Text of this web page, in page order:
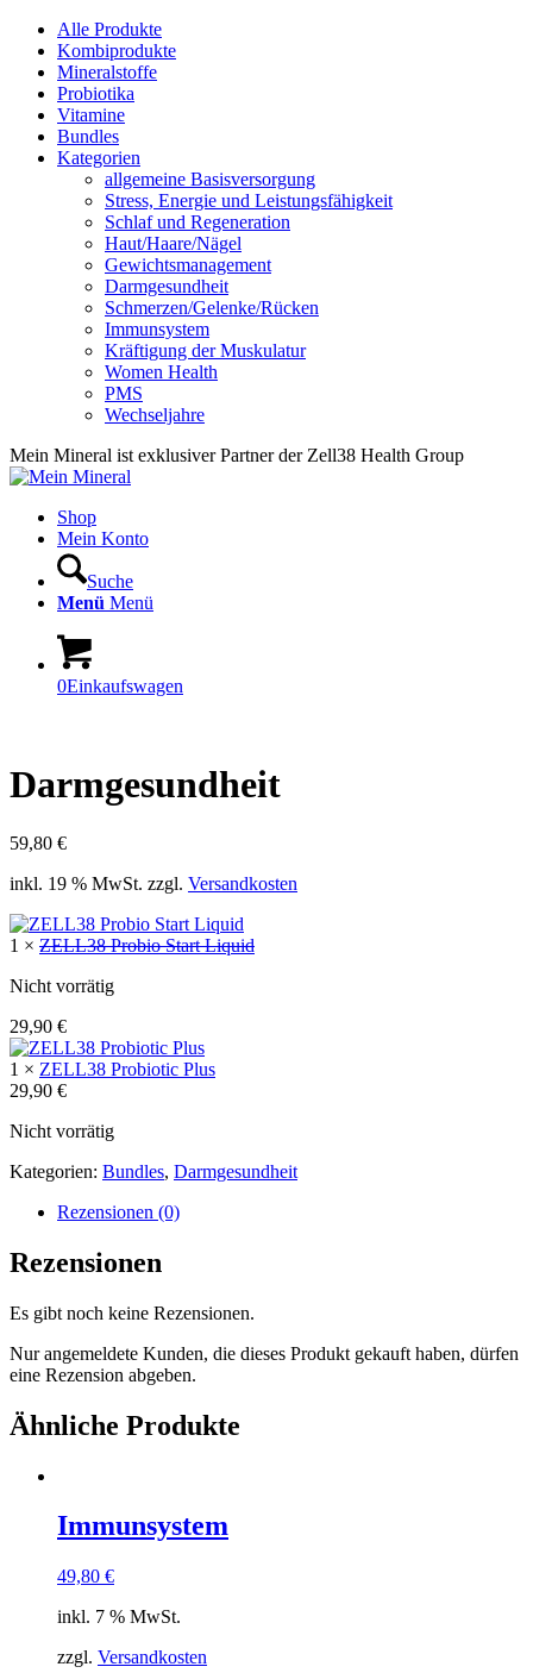
Alle Produkte
Kombiprodukte
Mineralstoffe
Probiotika
Vitamine
Bundles
Kategorien
allgemeine Basisversorgung
Stress, Energie und Leistungsfähigkeit
Schlaf und Regeneration
Haut/Haare/Nägel
Gewichtsmanagement
Darmgesundheit
Schmerzen/Gelenke/Rücken
Immunsystem
Kräftigung der Muskulatur
Women Health
PMS
Wechseljahre
Mein Mineral ist exklusiver Partner der Zell38 Health Group
Shop
Mein Konto
Suche
Menü Menü
0Einkaufswagen
Darmgesundheit
59,80 €
inkl. 19 % MwSt. zzgl. Versandkosten
1 × ZELL38 Probio Start Liquid
Nicht vorrätig
29,90 €
1 × ZELL38 Probiotic Plus
29,90 €
Nicht vorrätig
Kategorien: Bundles, Darmgesundheit
Rezensionen (0)
Rezensionen
Es gibt noch keine Rezensionen.
Nur angemeldete Kunden, die dieses Produkt gekauft haben, dürfen
eine Rezension abgeben.
Ähnliche Produkte
Immunsystem
49,80 €
inkl. 7 % MwSt.
zzgl. Versandkosten